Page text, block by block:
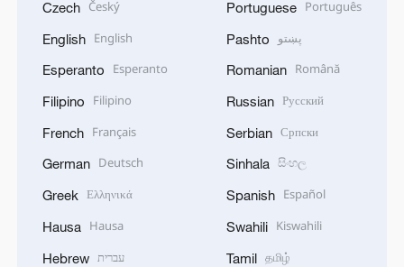
Czech Český
English English
Esperanto Esperanto
Filipino Filipino
French Français
German Deutsch
Greek Ελληνικά
Hausa Hausa
Hebrew עברית
Portuguese Português
Pashto پښتو
Romanian Română
Russian Русский
Serbian Српски
Sinhala සිංහල
Spanish Español
Swahili Kiswahili
Tamil தமிழ்